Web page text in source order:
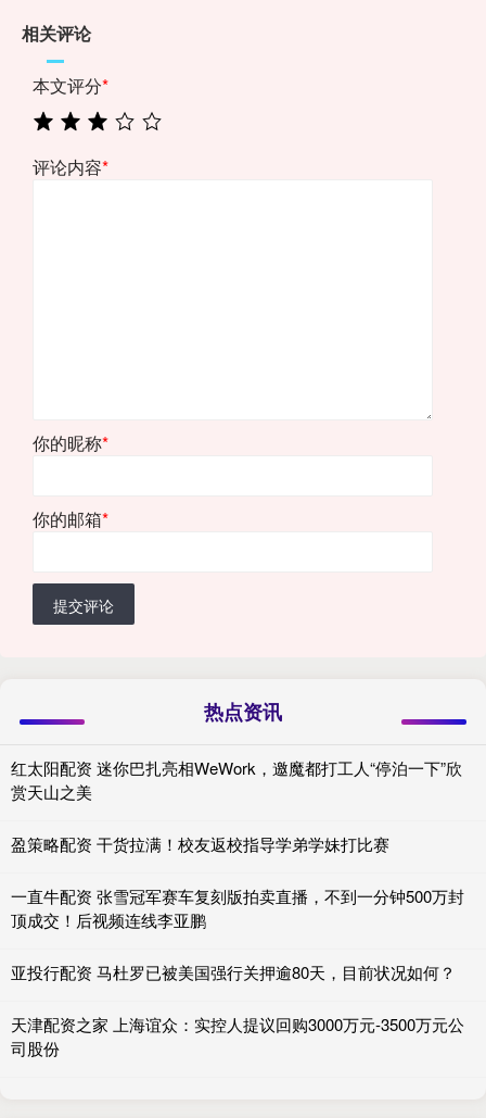
相关评论
本文评分*
评论内容*
你的昵称*
你的邮箱*
提交评论
热点资讯
红太阳配资 迷你巴扎亮相WeWork，邀魔都打工人“停泊一下”欣
赏天山之美
盈策略配资 干货拉满！校友返校指导学弟学妹打比赛
一直牛配资 张雪冠军赛车复刻版拍卖直播，不到一分钟500万封
顶成交！后视频连线李亚鹏
亚投行配资 马杜罗已被美国强行关押逾80天，目前状况如何？
天津配资之家 上海谊众：实控人提议回购3000万元-3500万元公
司股份